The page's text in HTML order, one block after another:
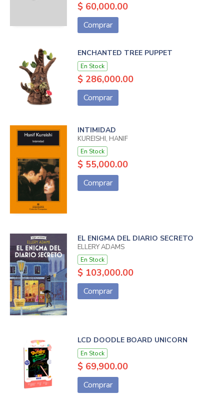
$ 60,000.00
Comprar
ENCHANTED TREE PUPPET
En Stock
$ 286,000.00
Comprar
INTIMIDAD
KUREISHI, HANIF
En Stock
$ 55,000.00
Comprar
EL ENIGMA DEL DIARIO SECRETO
ELLERY ADAMS
En Stock
$ 103,000.00
Comprar
LCD DOODLE BOARD UNICORN
En Stock
$ 69,900.00
Comprar